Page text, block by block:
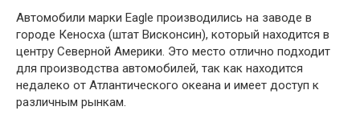
Автомобили марки Eagle производились на заводе в
городе Кеносха (штат Висконсин), который находится в
центру Северной Америки. Это место отлично подходит
для производства автомобилей, так как находится
недалеко от Атлантического океана и имеет доступ к
различным рынкам.